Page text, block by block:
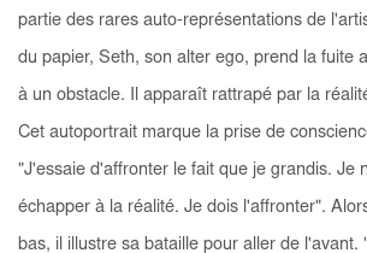
partie des rares auto-représentations de
du papier, Seth, son alter ego, prend la fuite
à un obstacle. Il apparaît rattrapé par la
Cet autoportrait marque la prise de
"J'essaie d'affronter le fait que je grandis. Je
échapper à la réalité. Je dois l'affronter".
bas, il illustre sa bataille pour aller de l'avant.